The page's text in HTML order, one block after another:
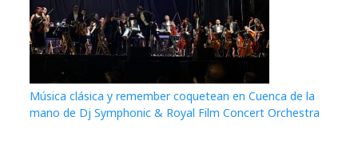
Música clásica y remember coquetean en Cuenca de la
mano de Dj Symphonic & Royal Film Concert Orchestra